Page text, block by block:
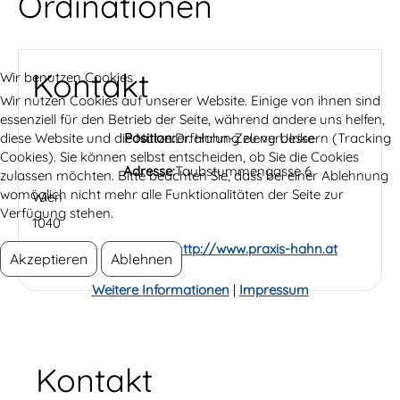
Kontakt
Position:Dr. Hahn-Zeleny Ulrike
Adresse:Taubstummengasse 6
Wien
1040
http://www.praxis-hahn.at
Kontakt
Wir benutzen Cookies
Wir nutzen Cookies auf unserer Website. Einige von ihnen sind
essenziell für den Betrieb der Seite, während andere uns helfen,
diese Website und die Nutzererfahrung zu verbessern (Tracking
Cookies). Sie können selbst entscheiden, ob Sie die Cookies
zulassen möchten. Bitte beachten Sie, dass bei einer Ablehnung
womöglich nicht mehr alle Funktionalitäten der Seite zur
Verfügung stehen.
Akzeptieren Ablehnen
Weitere Informationen|Impressum